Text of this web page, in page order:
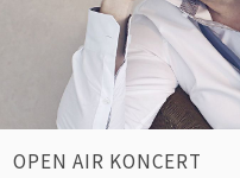
OPEN AIR KONCERT